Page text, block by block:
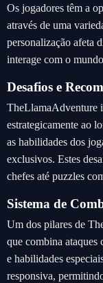
Os jogadores têm a
através de uma
personalização afeta
interage com o
Desafios e
TheLlamaAdventure
estrategicamente ao
as habilidades dos
exclusivos. Estes
chefes até puzzles
Sistema de
Um dos pilares de
que combina ataques
e habilidades
responsiva,